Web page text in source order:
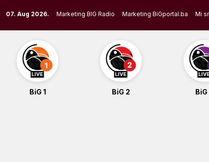
to
content
07. Aug 2026. Marketing BIG Radio Marketing BiGportal.ba Mi
BiG 1 BiG 2 BiG